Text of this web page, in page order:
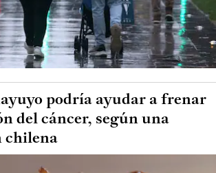
podría ayudar a frenar
del cáncer, según una
chilena